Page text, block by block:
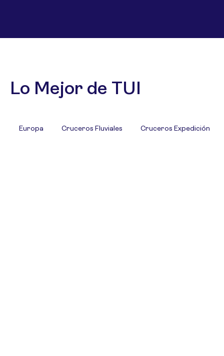
Lo Mejor de TUI
Europa Cruceros Fluviales Cruceros Expedición